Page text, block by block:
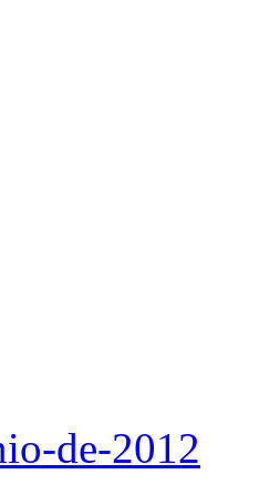
de-2012